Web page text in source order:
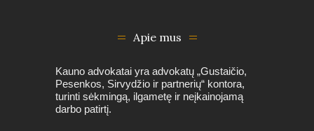
Apie mus
Kauno advokatai yra advokatų „Gustaičio,
Pesenkos, Sirvydžio ir partnerių“ kontora,
turinti sėkmingą, ilgametę ir neįkainojamą
darbo patirtį.